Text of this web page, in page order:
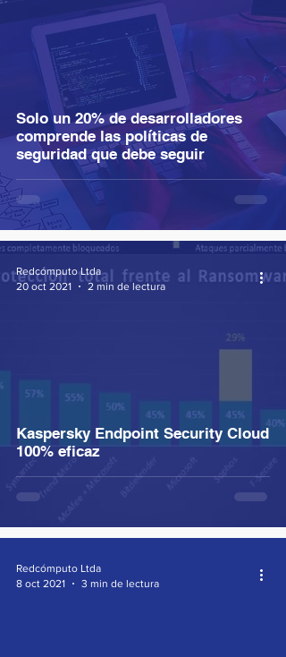
Solo un 20% de desarrolladores
comprende las políticas de
seguridad que debe seguir
Kaspersky Endpoint Security Cloud
100% eficaz
Redcómputo Ltda
20 oct 2021
2 min de lectura
Redcómputo Ltda
8 oct 2021
3 min de lectura